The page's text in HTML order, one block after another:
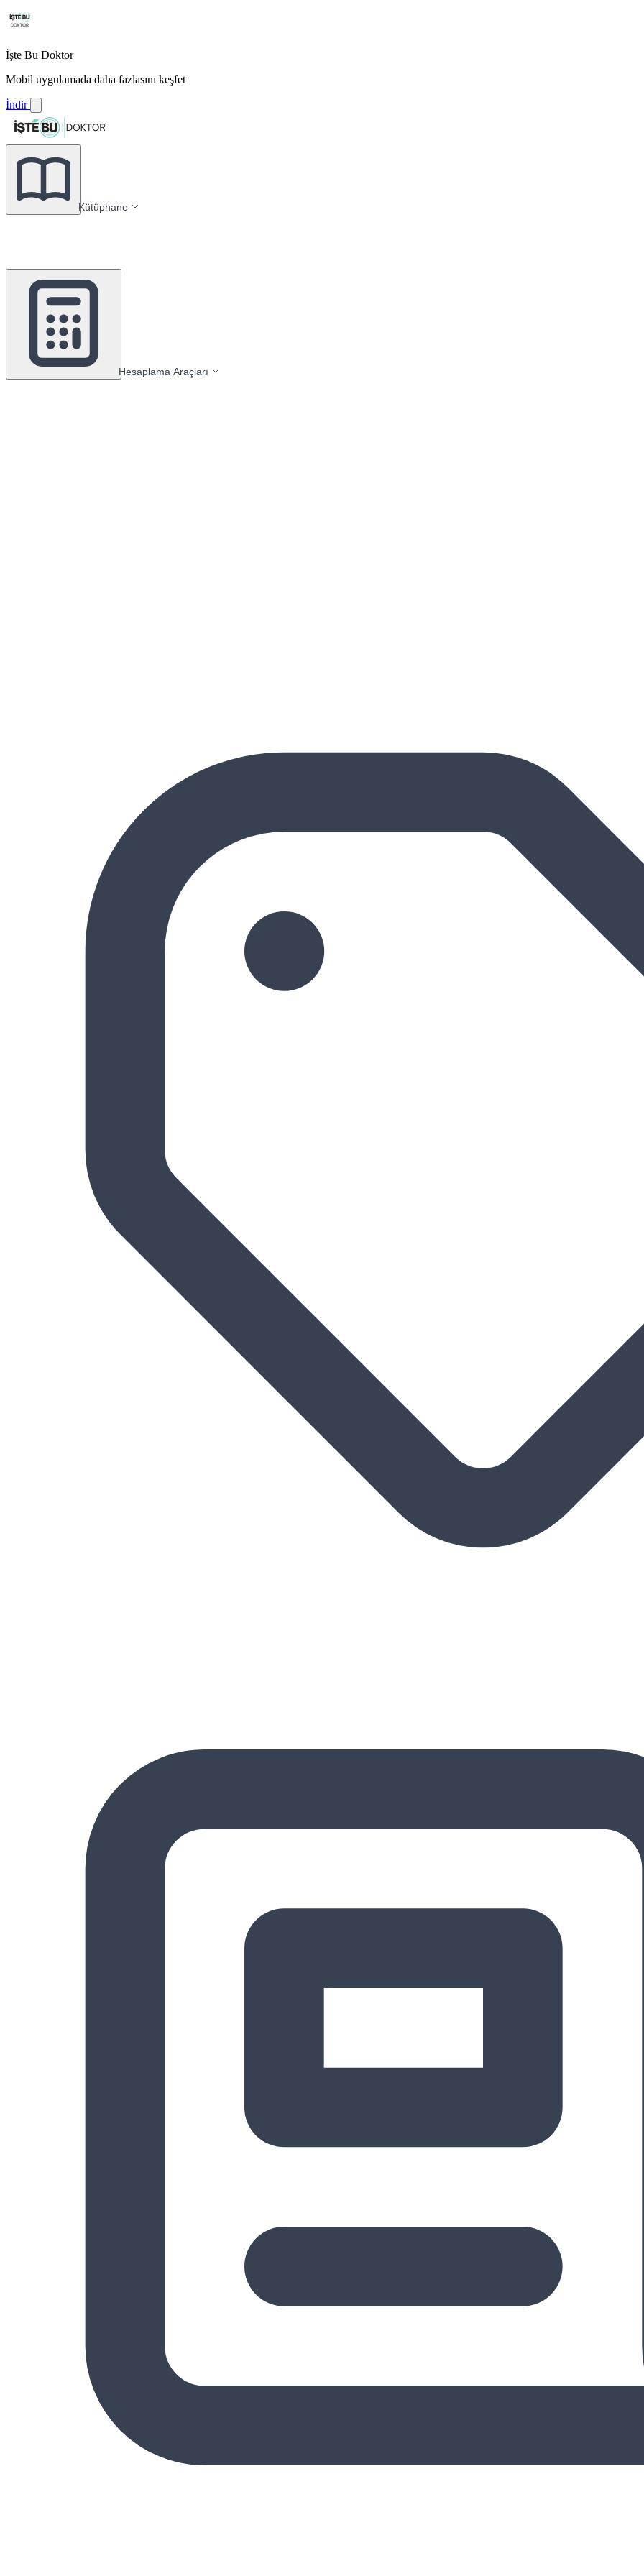
İşte Bu Doktor
Mobil uygulamada daha fazlasını keşfet
İndir
Kütüphane
Hesaplama Araçları